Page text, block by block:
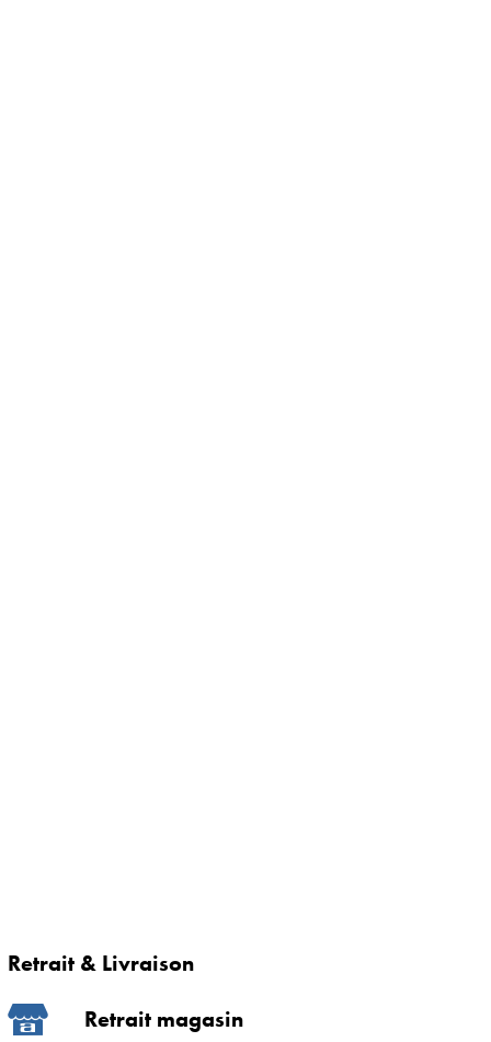
Retrait & Livraison
Retrait magasin